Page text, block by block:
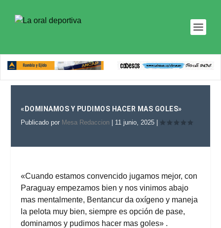
«DOMINAMOS Y PUDIMOS HACER MAS GOLES»
Publicado por Mesa Redaccion 11 junio, 2025
«Cuando estamos convencido jugamos mejor, con
Paraguay empezamos bien y nos vinimos abajo
mas mentalmente, Bentancur da oxígeno y maneja
la pelota muy bien, siempre es opción de pase,
dominamos y pudimos hacer mas goles» .